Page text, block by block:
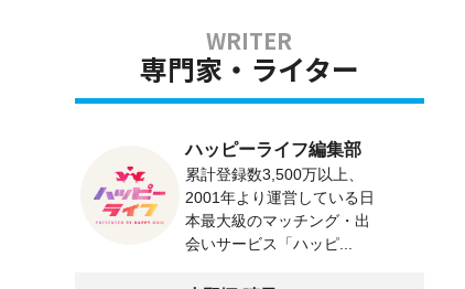
専門家・ライター
ハッピーライフ編集部
累計登録数3,500万以上、
2001年より運営している日
本最大級のマッチング・出
会いサービス「ハッピ...